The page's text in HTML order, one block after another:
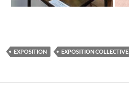
EXPOSITION EXPOSITION COLLECTIVE